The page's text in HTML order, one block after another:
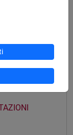
MOD.1
MOD.2